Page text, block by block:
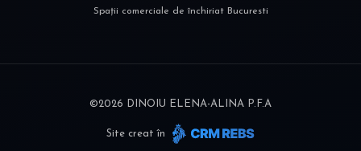
Spații comerciale de închiriat Bucuresti
©2026 DINOIU ELENA-ALINA P.F.A
Site creat în